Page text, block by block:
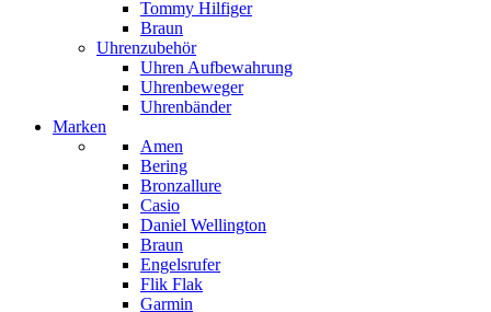
Tommy Hilfiger
Braun
Uhrenzubehör
Uhren Aufbewahrung
Uhrenbeweger
Uhrenbänder
Marken
Amen
Bering
Bronzallure
Casio
Daniel Wellington
Braun
Engelsrufer
Flik Flak
Garmin